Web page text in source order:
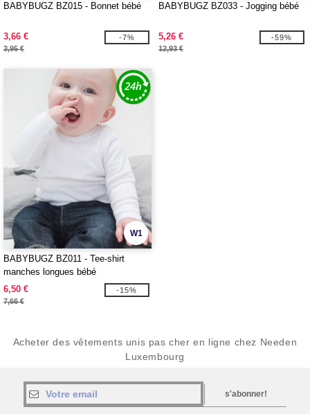
BABYBUGZ BZ015 - Bonnet bébé
3,66 €
3,95 €
-7%
BABYBUGZ BZ033 - Jogging bébé
5,26 €
12,93 €
-59%
W1
BABYBUGZ BZ011 - Tee-shirt
manches longues bébé
6,50 €
7,66 €
-15%
Acheter des vêtements unis pas cher en ligne chez Needen
Luxembourg
s'abonner!